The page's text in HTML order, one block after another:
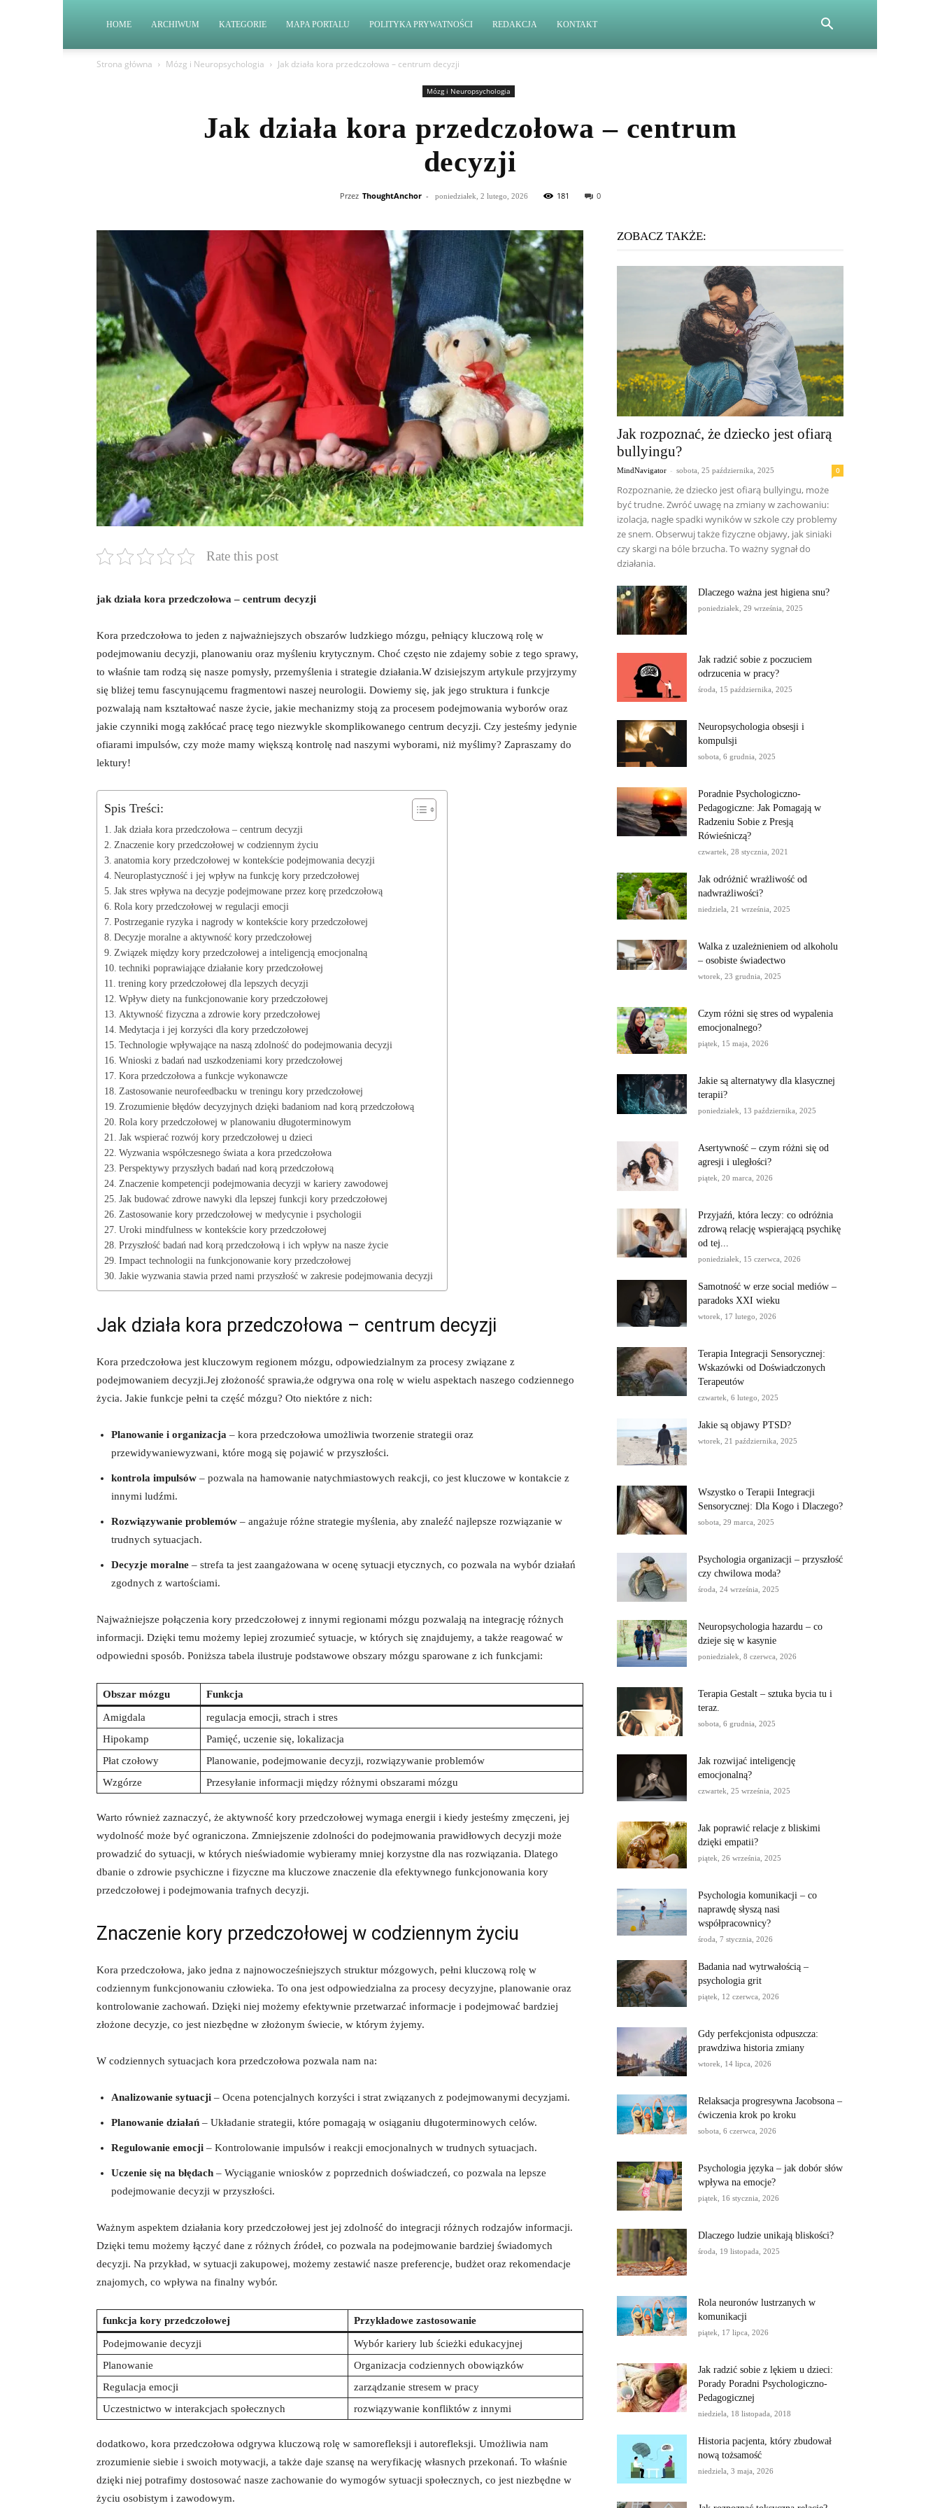
HOME ARCHIWUM KATEGORIE MAPA PORTALU POLITYKA PRYWATNOŚCI REDAKCJA KONTAKT
Strona główna Mózg i Neuropsychologia Jak działa kora przedczołowa – centrum decyzji
Mózg i Neuropsychologia
Jak działa kora przedczołowa – centrum
decyzji
Przez ThoughtAnchor - poniedziałek, 2 lutego, 2026 181 0
Rate this post
jak działa kora przedczołowa – centrum decyzji
Kora przedczołowa to jeden z najważniejszych obszarów ludzkiego mózgu, pełniący kluczową rolę w
podejmowaniu decyzji, planowaniu oraz myśleniu krytycznym. Choć często nie zdajemy sobie z tego sprawy,
to właśnie tam rodzą się nasze pomysły, przemyślenia i strategie działania.W dzisiejszym artykule przyjrzymy
się bliżej temu fascynującemu fragmentowi naszej neurologii. Dowiemy się, jak jego struktura i funkcje
pozwalają nam kształtować nasze życie, jakie mechanizmy stoją za procesem podejmowania wyborów oraz
jakie czynniki mogą zakłócać pracę tego niezwykle skomplikowanego centrum decyzji. Czy jesteśmy jedynie
ofiarami impulsów, czy może mamy większą kontrolę nad naszymi wyborami, niż myślimy? Zapraszamy do
lektury!
Spis Treści:
Jak działa kora przedczołowa – centrum decyzji
Znaczenie kory przedczołowej w codziennym życiu
anatomia kory przedczołowej w kontekście podejmowania decyzji
Neuroplastyczność i jej wpływ na funkcję kory przedczołowej
Jak stres wpływa na decyzje podejmowane przez korę przedczołową
Rola kory przedczołowej w regulacji emocji
Postrzeganie ryzyka i nagrody w kontekście kory przedczołowej
Decyzje moralne a aktywność kory przedczołowej
Związek między kory przedczołowej a inteligencją emocjonalną
techniki poprawiające działanie kory przedczołowej
trening kory przedczołowej dla lepszych decyzji
Wpływ diety na funkcjonowanie kory przedczołowej
Aktywność fizyczna a zdrowie kory przedczołowej
Medytacja i jej korzyści dla kory przedczołowej
Technologie wpływające na naszą zdolność do podejmowania decyzji
Wnioski z badań nad uszkodzeniami kory przedczołowej
Kora przedczołowa a funkcje wykonawcze
Zastosowanie neurofeedbacku w treningu kory przedczołowej
Zrozumienie błędów decyzyjnych dzięki badaniom nad korą przedczołową
Rola kory przedczołowej w planowaniu długoterminowym
Jak wspierać rozwój kory przedczołowej u dzieci
Wyzwania współczesnego świata a kora przedczołowa
Perspektywy przyszłych badań nad korą przedczołową
Znaczenie kompetencji podejmowania decyzji w kariery zawodowej
Jak budować zdrowe nawyki dla lepszej funkcji kory przedczołowej
Zastosowanie kory przedczołowej w medycynie i psychologii
Uroki mindfulness w kontekście kory przedczołowej
Przyszłość badań nad korą przedczołową i ich wpływ na nasze życie
Impact technologii na funkcjonowanie kory przedczołowej
Jakie wyzwania stawia przed nami przyszłość w zakresie podejmowania decyzji
Jak działa kora przedczołowa – centrum decyzji
Kora przedczołowa jest kluczowym regionem mózgu, odpowiedzialnym za procesy związane z
podejmowaniem decyzji.Jej złożoność sprawia,że odgrywa ona rolę w wielu aspektach naszego codziennego
życia. Jakie funkcje pełni ta część mózgu? Oto niektóre z nich:
Planowanie i organizacja – kora przedczołowa umożliwia tworzenie strategii oraz
przewidywaniewyzwani, które mogą się pojawić w przyszłości.
kontrola impulsów – pozwala na hamowanie natychmiastowych reakcji, co jest kluczowe w kontakcie z
innymi ludźmi.
Rozwiązywanie problemów – angażuje różne strategie myślenia, aby znaleźć najlepsze rozwiązanie w
trudnych sytuacjach.
Decyzje moralne – strefa ta jest zaangażowana w ocenę sytuacji etycznych, co pozwala na wybór działań
zgodnych z wartościami.
Najważniejsze połączenia kory przedczołowej z innymi regionami mózgu pozwalają na integrację różnych
informacji. Dzięki temu możemy lepiej zrozumieć sytuacje, w których się znajdujemy, a także reagować w
odpowiedni sposób. Poniższa tabela ilustruje podstawowe obszary mózgu sparowane z ich funkcjami:
Obszar mózgu Funkcja
Amigdala
regulacja emocji, strach i stres
Hipokamp
Pamięć, uczenie się, lokalizacja
Płat czołowy
Planowanie, podejmowanie decyzji, rozwiązywanie problemów
Wzgórze
Przesyłanie informacji między różnymi obszarami mózgu
Warto również zaznaczyć, że aktywność kory przedczołowej wymaga energii i kiedy jesteśmy zmęczeni, jej
wydolność może być ograniczona. Zmniejszenie zdolności do podejmowania prawidłowych decyzji może
prowadzić do sytuacji, w których nieświadomie wybieramy mniej korzystne dla nas rozwiązania. Dlatego
dbanie o zdrowie psychiczne i fizyczne ma kluczowe znaczenie dla efektywnego funkcjonowania kory
przedczołowej i podejmowania trafnych decyzji.
Znaczenie kory przedczołowej w codziennym życiu
Kora przedczołowa, jako jedna z najnowocześniejszych struktur mózgowych, pełni kluczową rolę w
codziennym funkcjonowaniu człowieka. To ona jest odpowiedzialna za procesy decyzyjne, planowanie oraz
kontrolowanie zachowań. Dzięki niej możemy efektywnie przetwarzać informacje i podejmować bardziej
złożone decyzje, co jest niezbędne w złożonym świecie, w którym żyjemy.
W codziennych sytuacjach kora przedczołowa pozwala nam na:
Analizowanie sytuacji – Ocena potencjalnych korzyści i strat związanych z podejmowanymi decyzjami.
Planowanie działań – Układanie strategii, które pomagają w osiąganiu długoterminowych celów.
Regulowanie emocji – Kontrolowanie impulsów i reakcji emocjonalnych w trudnych sytuacjach.
Uczenie się na błędach – Wyciąganie wniosków z poprzednich doświadczeń, co pozwala na lepsze
podejmowanie decyzji w przyszłości.
Ważnym aspektem działania kory przedczołowej jest jej zdolność do integracji różnych rodzajów informacji.
Dzięki temu możemy łączyć dane z różnych źródeł, co pozwala na podejmowanie bardziej świadomych
decyzji. Na przykład, w sytuacji zakupowej, możemy zestawić nasze preferencje, budżet oraz rekomendacje
znajomych, co wpływa na finalny wybór.
funkcja kory przedczołowej Przykładowe zastosowanie
Podejmowanie decyzji
Wybór kariery lub ścieżki edukacyjnej
Planowanie
Organizacja codziennych obowiązków
Regulacja emocji
zarządzanie stresem w pracy
Uczestnictwo w interakcjach społecznych
rozwiązywanie konfliktów z innymi
dodatkowo, kora przedczołowa odgrywa kluczową rolę w samorefleksji i autorefleksji. Umożliwia nam
zrozumienie siebie i swoich motywacji, a także daje szansę na weryfikację własnych przekonań. To właśnie
dzięki niej potrafimy dostosować nasze zachowanie do wymogów sytuacji społecznych, co jest niezbędne w
życiu osobistym i zawodowym.
ZOBACZ TAKŻE:
Jak rozpoznać, że dziecko jest ofiarą
bullyingu?
MindNavigator - sobota, 25 października, 2025 0
Rozpoznanie, że dziecko jest ofiarą bullyingu, może
być trudne. Zwróć uwagę na zmiany w zachowaniu:
izolacja, nagłe spadki wyników w szkole czy problemy
ze snem. Obserwuj także fizyczne objawy, jak siniaki
czy skargi na bóle brzucha. To ważny sygnał do
działania.
Dlaczego ważna jest higiena snu?
poniedziałek, 29 września, 2025
Jak radzić sobie z poczuciem
odrzucenia w pracy?
środa, 15 października, 2025
Neuropsychologia obsesji i
kompulsji
sobota, 6 grudnia, 2025
Poradnie Psychologiczno-
Pedagogiczne: Jak Pomagają w
Radzeniu Sobie z Presją
Rówieśniczą?
czwartek, 28 stycznia, 2021
Jak odróżnić wrażliwość od
nadwrażliwości?
niedziela, 21 września, 2025
Walka z uzależnieniem od alkoholu
– osobiste świadectwo
wtorek, 23 grudnia, 2025
Czym różni się stres od wypalenia
emocjonalnego?
piątek, 15 maja, 2026
Jakie są alternatywy dla klasycznej
terapii?
poniedziałek, 13 października, 2025
Asertywność – czym różni się od
agresji i uległości?
piątek, 20 marca, 2026
Przyjaźń, która leczy: co odróżnia
zdrową relację wspierającą psychikę
od tej...
poniedziałek, 15 czerwca, 2026
Samotność w erze social mediów –
paradoks XXI wieku
wtorek, 17 lutego, 2026
Terapia Integracji Sensorycznej:
Wskazówki od Doświadczonych
Terapeutów
czwartek, 6 lutego, 2025
Jakie są objawy PTSD?
wtorek, 21 października, 2025
Wszystko o Terapii Integracji
Sensorycznej: Dla Kogo i Dlaczego?
sobota, 29 marca, 2025
Psychologia organizacji – przyszłość
czy chwilowa moda?
środa, 24 września, 2025
Neuropsychologia hazardu – co
dzieje się w kasynie
poniedziałek, 8 czerwca, 2026
Terapia Gestalt – sztuka bycia tu i
teraz.
sobota, 6 grudnia, 2025
Jak rozwijać inteligencję
emocjonalną?
czwartek, 25 września, 2025
Jak poprawić relacje z bliskimi
dzięki empatii?
piątek, 26 września, 2025
Psychologia komunikacji – co
naprawdę słyszą nasi
współpracownicy?
środa, 7 stycznia, 2026
Badania nad wytrwałością –
psychologia grit
piątek, 12 czerwca, 2026
Gdy perfekcjonista odpuszcza:
prawdziwa historia zmiany
wtorek, 14 lipca, 2026
Relaksacja progresywna Jacobsona –
ćwiczenia krok po kroku
sobota, 6 czerwca, 2026
Psychologia języka – jak dobór słów
wpływa na emocje?
piątek, 16 stycznia, 2026
Dlaczego ludzie unikają bliskości?
środa, 19 listopada, 2025
Rola neuronów lustrzanych w
komunikacji
piątek, 17 lipca, 2026
Jak radzić sobie z lękiem u dzieci:
Porady Poradni Psychologiczno-
Pedagogicznej
niedziela, 18 listopada, 2018
Historia pacjenta, który zbudował
nową tożsamość
niedziela, 3 maja, 2026